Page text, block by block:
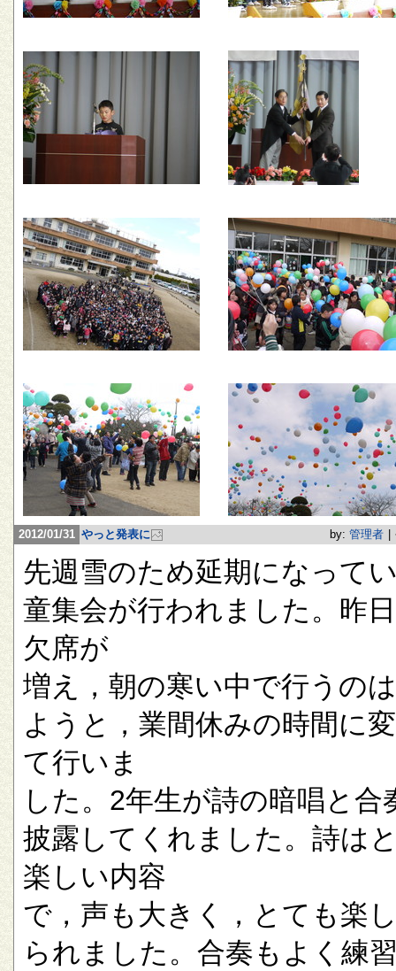
2012/01/31 やっと発表に by: 管理者
先週雪のため延期になって
童集会が行われました。昨
欠席が
増え，朝の寒い中で行うの
ようと，業間休みの時間に
て行いま
した。2年生が詩の暗唱と合
披露してくれました。詩は
楽しい内容
で，声も大きく，とても楽
られました。合奏もよく練